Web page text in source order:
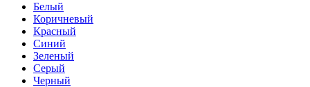
Белый
Коричневый
Красный
Синий
Зеленый
Серый
Черный